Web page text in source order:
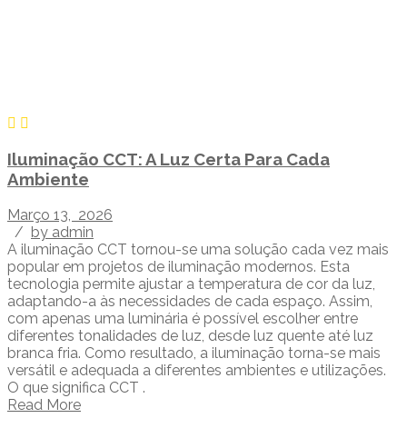
Iluminação CCT: A Luz Certa Para Cada
Ambiente
Março 13, 2026
/ by admin
A iluminação CCT tornou-se uma solução cada vez mais
popular em projetos de iluminação modernos. Esta
tecnologia permite ajustar a temperatura de cor da luz,
adaptando-a às necessidades de cada espaço. Assim,
com apenas uma luminária é possível escolher entre
diferentes tonalidades de luz, desde luz quente até luz
branca fria. Como resultado, a iluminação torna-se mais
versátil e adequada a diferentes ambientes e utilizações.
O que significa CCT .
Read More